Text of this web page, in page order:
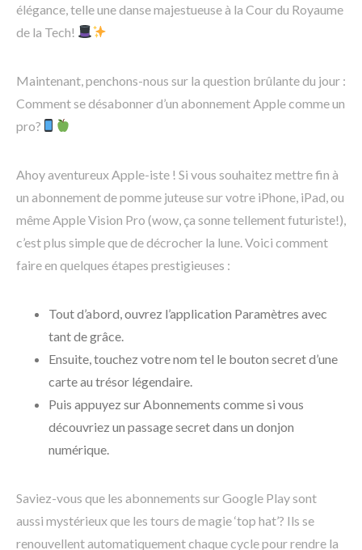
élégance, telle une danse majestueuse à la Cour du Royaume
de la Tech!
Maintenant, penchons-nous sur la question brûlante du jour :
Comment se désabonner d’un abonnement Apple comme un
pro?
Ahoy aventureux Apple-iste ! Si vous souhaitez mettre fin à
un abonnement de pomme juteuse sur votre iPhone, iPad, ou
même Apple Vision Pro (wow, ça sonne tellement futuriste!),
c’est plus simple que de décrocher la lune. Voici comment
faire en quelques étapes prestigieuses :
Tout d’abord, ouvrez l’application Paramètres avec
tant de grâce.
Ensuite, touchez votre nom tel le bouton secret d’une
carte au trésor légendaire.
Puis appuyez sur Abonnements comme si vous
découvriez un passage secret dans un donjon
numérique.
Saviez-vous que les abonnements sur Google Play sont
aussi mystérieux que les tours de magie ‘top hat’? Ils se
renouvellent automatiquement chaque cycle pour rendre la